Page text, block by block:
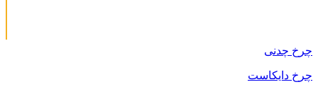
چرخ چدنی
چرخ دایکاست